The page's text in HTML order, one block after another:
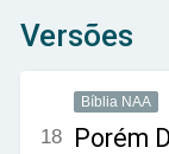
Versões
Bíblia NAA
18 Porém